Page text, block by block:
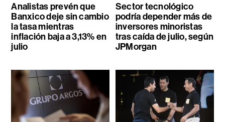
Analistas prevén que
Banxico deje sin cambio
la tasa mientras
inflación baja a 3,13% en
julio
Sector tecnológico
podría depender más de
inversores minoristas
tras caída de julio, según
JPMorgan